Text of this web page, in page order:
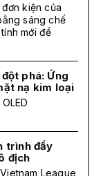
kiện của
sáng chế
mới để
phá: Ứng
nạ kim loại
trình đầy
địch
League